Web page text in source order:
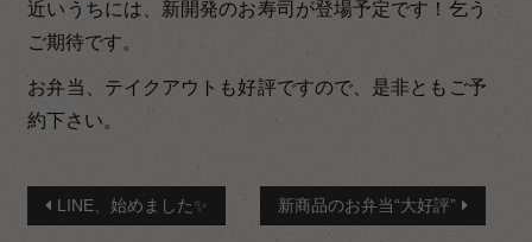
近いうちには、新開発のお寿司が登場予定です！乞う
ご期待です。
お弁当、テイクアウトも好評ですので、是非ともご予
約下さい。
投LINE、始めました✨ 新商品のお弁当“大好評”